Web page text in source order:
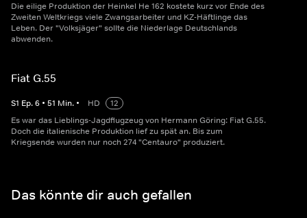
Die eilige Produktion der Heinkel He 162 kostete kurz vor Ende des
Zweiten Weltkriegs viele Zwangsarbeiter und KZ-Häftlinge das
Leben. Der "Volksjäger" sollte die Niederlage Deutschlands
abwenden.
Fiat G.55
S1 Ep.6 • 51 Min. • HD
12
Es war das Lieblings-Jagdflugzeug von Hermann Göring: Fiat G.55.
Doch die italienische Produktion lief zu spät an. Bis zum
Kriegsende wurden nur noch 274 "Centauro" produziert.
Das könnte dir auch gefallen